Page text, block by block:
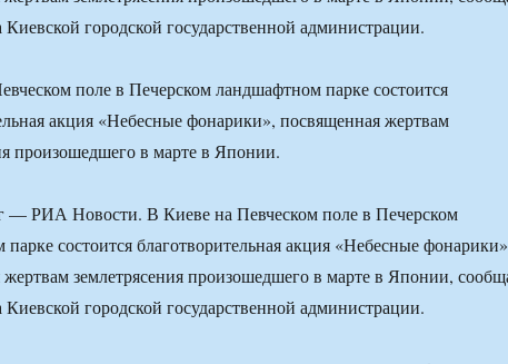
Киевской городской государственной администрации.
поле в Печерском ландшафтном парке состоится
акция «Небесные фонарики», посвященная жертвам
произошедшего в марте в Японии.
РИА Новости. В Киеве на Певческом поле в Печерском
состоится благотворительная акция «Небесные
землетрясения произошедшего в марте в Японии,
Киевской городской государственной администрации.